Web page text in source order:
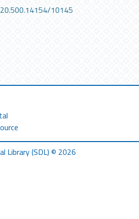
10145
Library (SDL) © 2026